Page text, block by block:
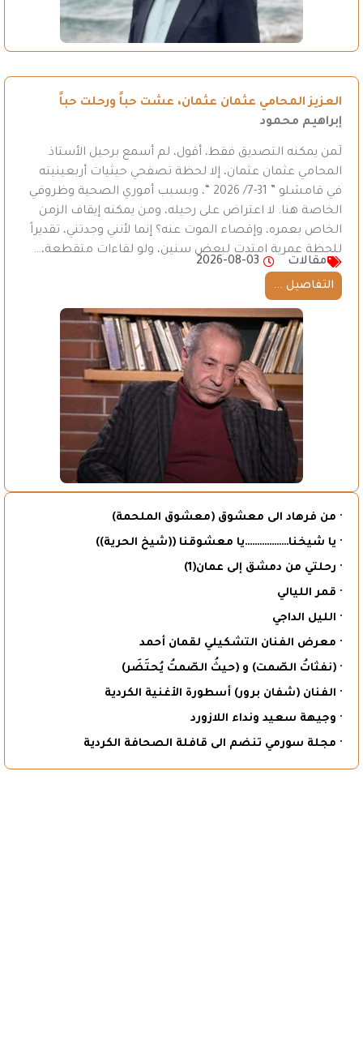
العزيز المحامي عثمان عثمان، عشت حباً ورحلت حباً
إبراهيم محمود
لَمن يمكنه التصديق فقط، أقول، لم أسمع برحيل الأستاذ
المحامي عثمان عثمان، إلا لحظة تصفحي حيثيات أربعينيته
في قامشلو ” 31-7/ 2026 “، وبسبب أموري الصحية وظروفي
الخاصة هنا. لا اعتراض على رحيله، ومن يمكنه إيقاف الزمن
الخاص بعمره، وإقصاء الموت عنه؟ إنما لأنني وجدتني، تقديراً
للحظة عمرية امتدت لبعض سنين، ولو لقاءات متقطعة،…
مقالات
2026-08-03
التفاصيل ...
· من فرهاد الى معشوق (معشوق الملحمة)
· يا شيخنا………………يا معشوقنا ((شيخ الحرية))
· رحلتي من دمشق إلى عمان(1)
· قمر الليالي
· الليل الداجي
· معرض الفنان التشكيلي لقمان أحمد
· (نفثاتُ الصّمت) و (حيثُ الصّمتُ يُحتَضَر)
· الفنان (شفان برور) أسطورة الأغنية الكردية
· وجيهة سعيد ونداء اللازورد
· مجلة سورمي تنضم الى قافلة الصحافة الكردية